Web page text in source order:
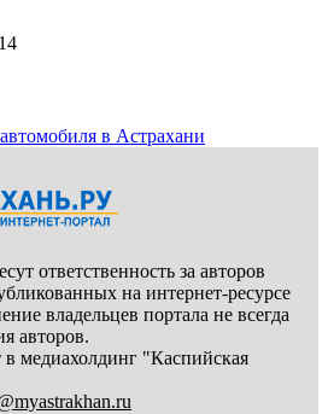
в Астрахани
ответственность за авторов
на интернет-ресурсе
владельцев портала не всегда
авторов.
медиахолдинг "Каспийская